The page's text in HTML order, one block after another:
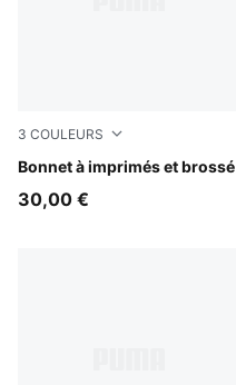
3 COULEURS
Bonnet à imprimés et brossé
Dusky Rosewood
30,00 €